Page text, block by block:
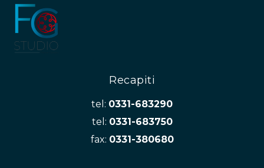
Recapiti
tel: 0331-683290
tel: 0331-683750
fax: 0331-380680